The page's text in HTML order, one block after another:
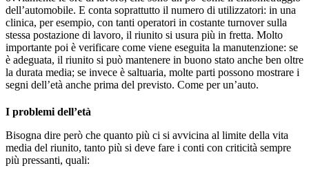
dell’automobile. E conta soprattutto il numero di utilizzatori: in una
clinica, per esempio, con tanti operatori in costante turnover sulla
stessa postazione di lavoro, il riunito si usura più in fretta. Molto
importante poi è verificare come viene eseguita la manutenzione: se
è adeguata, il riunito si può mantenere in buono stato anche ben oltre
la durata media; se invece è saltuaria, molte parti possono mostrare i
segni dell’età anche prima del previsto. Come per un’auto.
I problemi dell’età
Bisogna dire però che quanto più ci si avvicina al limite della vita
media del riunito, tanto più si deve fare i conti con criticità sempre
più pressanti, quali: